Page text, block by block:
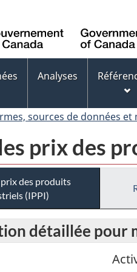
Analyses
sources de données et
prix des
des produits
(IPPI)
détaillée pour